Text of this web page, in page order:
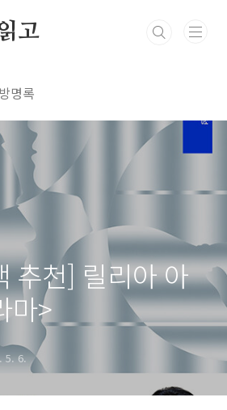
고
방명록
추천] 릴리아 아
마>
5. 6.